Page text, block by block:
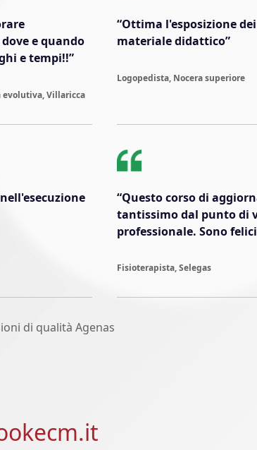
e quando
e tempi!!”
evolutiva, Villaricca
“Ottima l'esposizione
materiale didattico”
Logopedista, Nocera superiore
“Questo corso di
tantissimo dal punto di
professionale. Sono
Fisioterapista, Selegas
di qualità Agenas